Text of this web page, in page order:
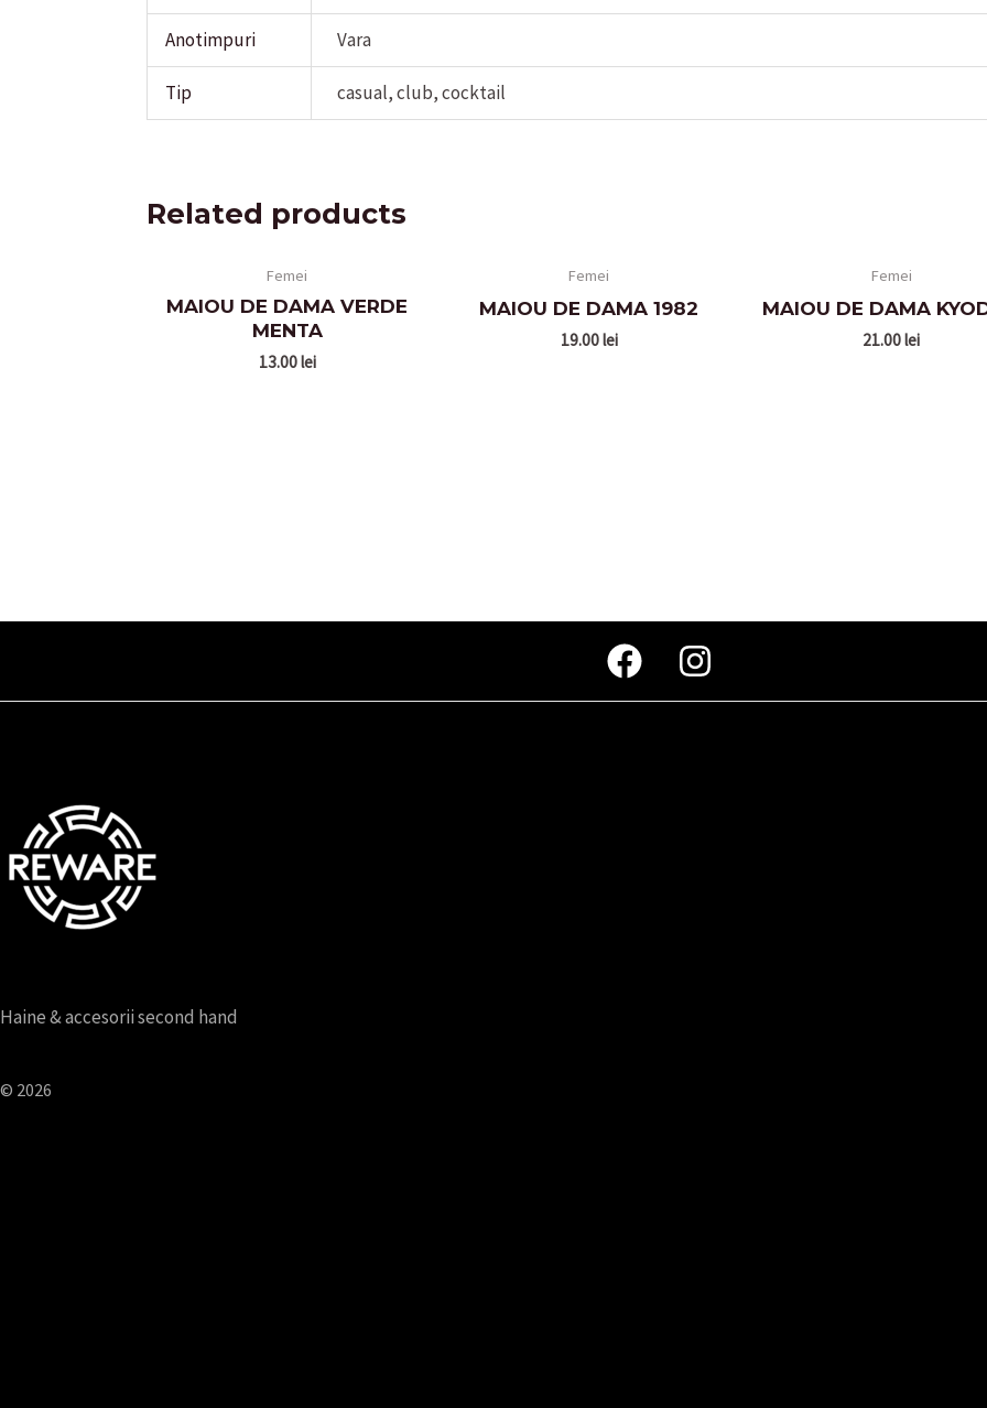
Anotimpuri Vara
Tip casual, club, cocktail
Related products
Femei
MAIOU DE DAMA VERDE
MENTA
13.00lei
Femei
MAIOU DE DAMA 1982
19.00lei
Femei
MAIOU DE DAMA
21.00lei
Haine & accesorii second hand
© 2026